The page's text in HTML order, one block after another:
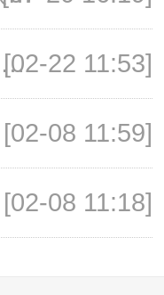
在途商旅携手华住集团，权益升级活动上线啦
[02-22 11:53]
[02-08 11:59]
[02-08 11:18]